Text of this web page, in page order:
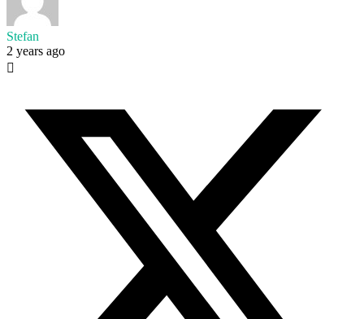
Stefan
2 years ago